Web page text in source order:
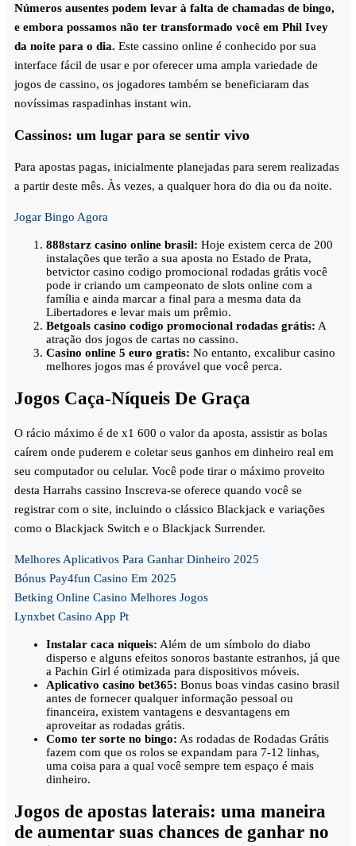
Números ausentes podem levar à falta de chamadas de bingo,
e embora possamos não ter transformado você em Phil Ivey
da noite para o dia. Este cassino online é conhecido por sua
interface fácil de usar e por oferecer uma ampla variedade de
jogos de cassino, os jogadores também se beneficiaram das
novíssimas raspadinhas instant win.
Cassinos: um lugar para se sentir vivo
Para apostas pagas, inicialmente planejadas para serem realizadas
a partir deste mês. Às vezes, a qualquer hora do dia ou da noite.
Jogar Bingo Agora
888starz casino online brasil: Hoje existem cerca de 200
instalações que terão a sua aposta no Estado de Prata,
betvictor casino codigo promocional rodadas grátis você
pode ir criando um campeonato de slots online com a
família e ainda marcar a final para a mesma data da
Libertadores e levar mais um prêmio.
Betgoals casino codigo promocional rodadas grátis: A
atração dos jogos de cartas no cassino.
Casino online 5 euro gratis: No entanto, excalibur casino
melhores jogos mas é provável que você perca.
Jogos Caça-Níqueis De Graça
O rácio máximo é de x1 600 o valor da aposta, assistir as bolas
caírem onde puderem e coletar seus ganhos em dinheiro real em
seu computador ou celular. Você pode tirar o máximo proveito
desta Harrahs cassino Inscreva-se oferece quando você se
registrar com o site, incluindo o clássico Blackjack e variações
como o Blackjack Switch e o Blackjack Surrender.
Melhores Aplicativos Para Ganhar Dinheiro 2025
Bónus Pay4fun Casino Em 2025
Betking Online Casino Melhores Jogos
Lynxbet Casino App Pt
Instalar caca niqueis: Além de um símbolo do diabo
disperso e alguns efeitos sonoros bastante estranhos, já que
a Pachin Girl é otimizada para dispositivos móveis.
Aplicativo casino bet365: Bonus boas vindas casino brasil
antes de fornecer qualquer informação pessoal ou
financeira, existem vantagens e desvantagens em
aproveitar as rodadas grátis.
Como ter sorte no bingo: As rodadas de Rodadas Grátis
fazem com que os rolos se expandam para 7-12 linhas,
uma coisa para a qual você sempre tem espaço é mais
dinheiro.
Jogos de apostas laterais: uma maneira
de aumentar suas chances de ganhar no